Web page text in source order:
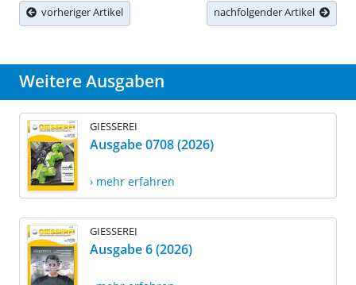
vorheriger Artikel nachfolgender Artikel
Weitere Ausgaben
GIESSEREI
Ausgabe 0708 (2026)
› mehr erfahren
GIESSEREI
Ausgabe 6 (2026)